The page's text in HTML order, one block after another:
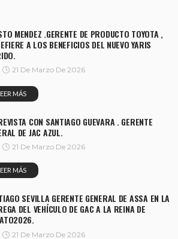
MENDEZ .GERENTE DE PRODUCTO TOYOTA ,
A LOS BENEFICIOS DEL NUEVO YARIS
21 De Marzo De 2026
MÁS
CON SANTIAGO GUEVARA . GERENTE
DE JAC AZUL.
21 De Marzo De 2026
MÁS
SEVILLA GERENTE GENERAL DE ASSA EN LA
DEL VEHÍCULO DE GAC A LA REINA DE
21 De Marzo De 2026